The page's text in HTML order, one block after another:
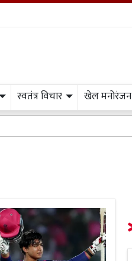
स्वतंत्र विचार खेल मनोरंजन